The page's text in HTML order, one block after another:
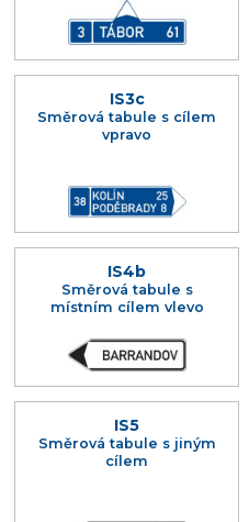
IS3c
Směrová tabule s cílem
vpravo
IS4b
Směrová tabule s
místním cílem vlevo
IS5
Směrová tabule s jiným
cílem